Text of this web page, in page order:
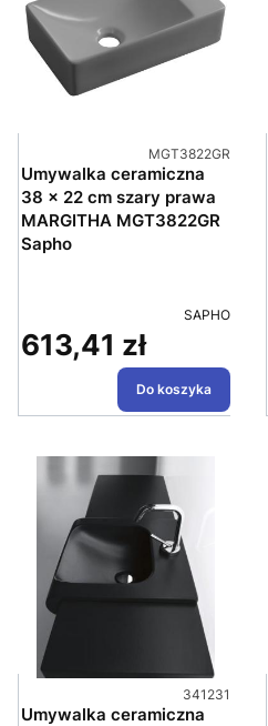
Kod produktu
MGT3822GR
Umywalka ceramiczna
38 x 22 cm szary prawa
MARGITHA MGT3822GR
Sapho
PRODUCENT
SAPHO
Cena
613,41 zł
Do koszyka
Kod produktu
341231
Umywalka ceramiczna